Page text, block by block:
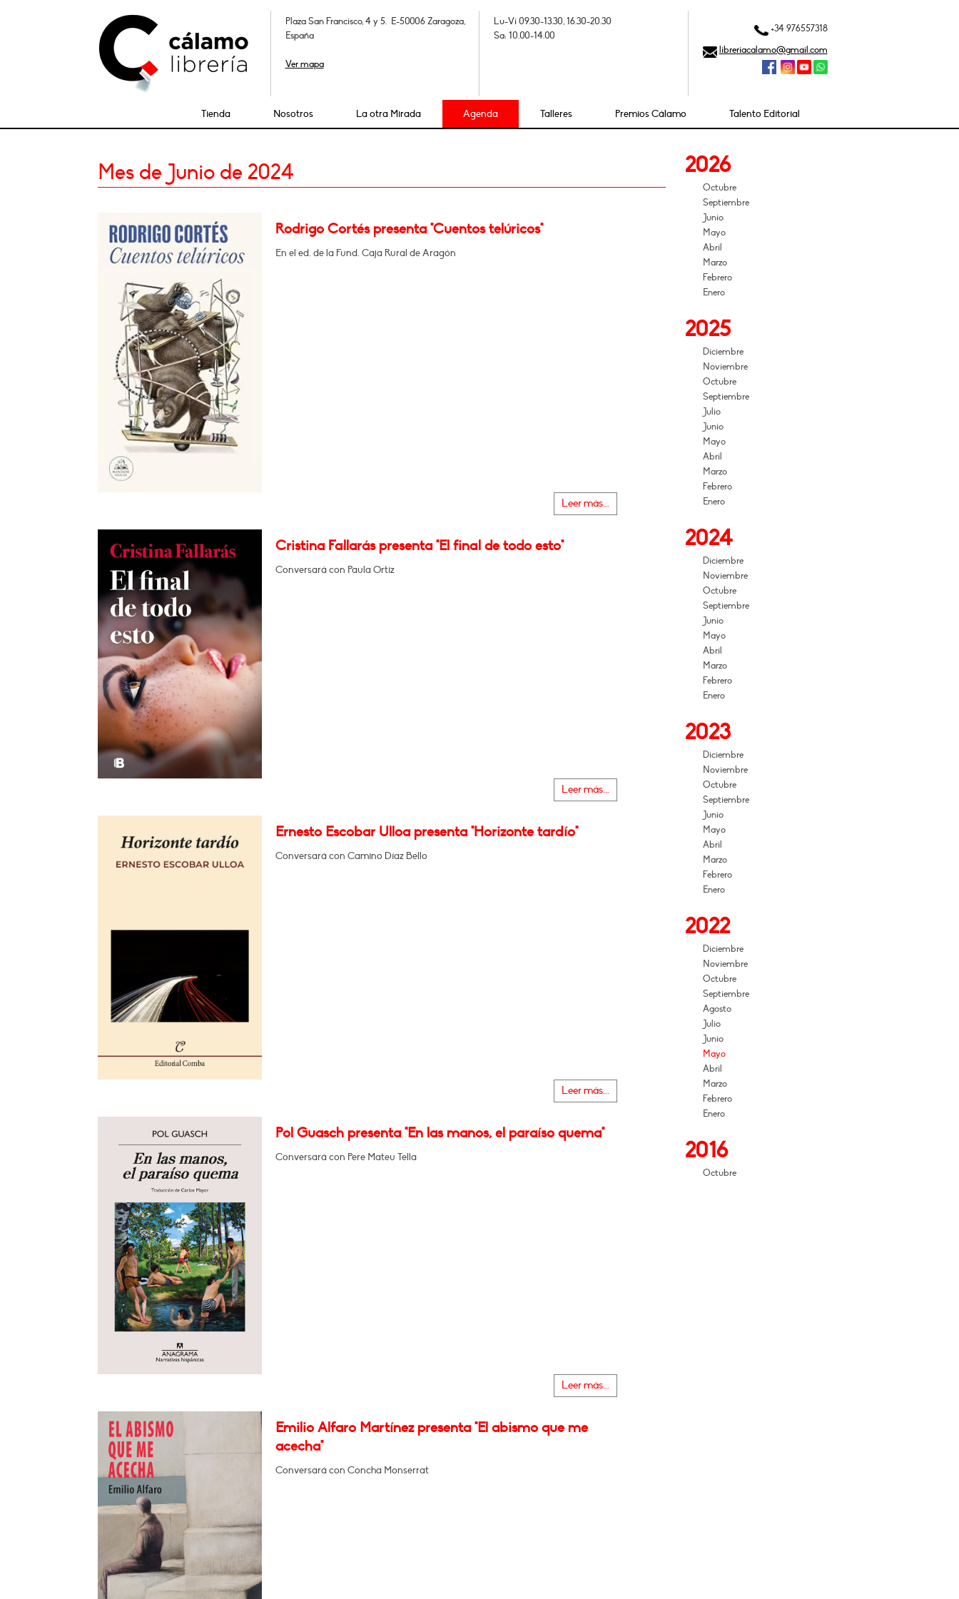
Plaza San Francisco, 4 y 5. E-50006 Zaragoza,
España
Ver mapa
Lu-Vi 09.30-13.30, 16.30-20.30
Sa: 10.00-14.00
+34 976557318
libreriacalamo@gmail.com
Tienda Nosotros La otra Mirada Agenda Talleres Premios Cálamo Talento Editorial
Mes de Junio de 2024
Rodrigo Cortés presenta "Cuentos telúricos"
En el ed. de la Fund. Caja Rural de Aragón
Leer más...
Cristina Fallarás presenta "El final de todo esto"
Conversará con Paula Ortiz
Leer más...
Ernesto Escobar Ulloa presenta "Horizonte tardío"
Conversará con Camino Díaz Bello
Leer más...
Pol Guasch presenta "En las manos, el paraíso quema"
Conversará con Pere Mateu Tella
Leer más...
Emilio Alfaro Martínez presenta "El abismo que me
acecha"
Conversará con Concha Monserrat
2026
Octubre
Septiembre
Junio
Mayo
Abril
Marzo
Febrero
Enero
2025
Diciembre
Noviembre
Octubre
Septiembre
Julio
Junio
Mayo
Abril
Marzo
Febrero
Enero
2024
Diciembre
Noviembre
Octubre
Septiembre
Junio
Mayo
Abril
Marzo
Febrero
Enero
2023
Diciembre
Noviembre
Octubre
Septiembre
Junio
Mayo
Abril
Marzo
Febrero
Enero
2022
Diciembre
Noviembre
Octubre
Septiembre
Agosto
Julio
Junio
Mayo
Abril
Marzo
Febrero
Enero
2016
Octubre